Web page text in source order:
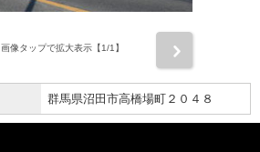
画像タップで拡大表示【1/1】
群馬県沼田市高橋場町２０４８